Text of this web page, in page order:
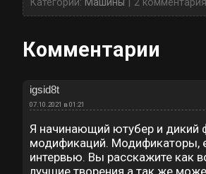
Комментарии
igsid8t
07.10.2021 в 01:21
Я начинающий ютубер и дикий
модификаций. Модификаторы,
интервью. Вы расскажите как